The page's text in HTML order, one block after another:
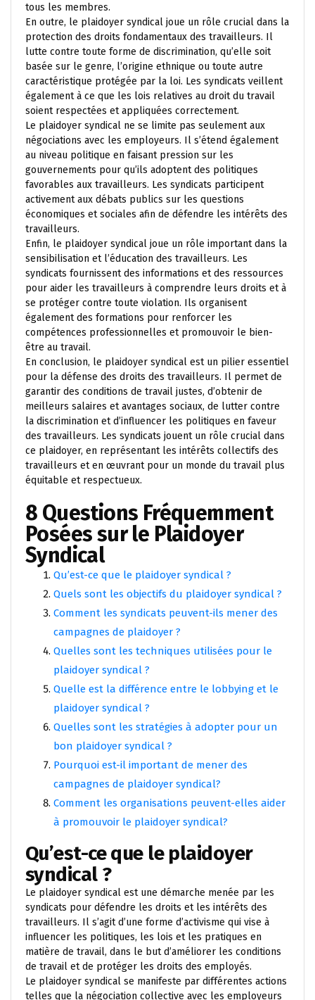
tous les membres.
En outre, le plaidoyer syndical joue un rôle crucial dans la
protection des droits fondamentaux des travailleurs. Il
lutte contre toute forme de discrimination, qu’elle soit
basée sur le genre, l’origine ethnique ou toute autre
caractéristique protégée par la loi. Les syndicats veillent
également à ce que les lois relatives au droit du travail
soient respectées et appliquées correctement.
Le plaidoyer syndical ne se limite pas seulement aux
négociations avec les employeurs. Il s’étend également
au niveau politique en faisant pression sur les
gouvernements pour qu’ils adoptent des politiques
favorables aux travailleurs. Les syndicats participent
activement aux débats publics sur les questions
économiques et sociales afin de défendre les intérêts des
travailleurs.
Enfin, le plaidoyer syndical joue un rôle important dans la
sensibilisation et l’éducation des travailleurs. Les
syndicats fournissent des informations et des ressources
pour aider les travailleurs à comprendre leurs droits et à
se protéger contre toute violation. Ils organisent
également des formations pour renforcer les
compétences professionnelles et promouvoir le bien-
être au travail.
En conclusion, le plaidoyer syndical est un pilier essentiel
pour la défense des droits des travailleurs. Il permet de
garantir des conditions de travail justes, d’obtenir de
meilleurs salaires et avantages sociaux, de lutter contre
la discrimination et d’influencer les politiques en faveur
des travailleurs. Les syndicats jouent un rôle crucial dans
ce plaidoyer, en représentant les intérêts collectifs des
travailleurs et en œuvrant pour un monde du travail plus
équitable et respectueux.
8 Questions Fréquemment
Posées sur le Plaidoyer
Syndical
Qu’est-ce que le plaidoyer syndical ?
Quels sont les objectifs du plaidoyer syndical ?
Comment les syndicats peuvent-ils mener des
campagnes de plaidoyer ?
Quelles sont les techniques utilisées pour le
plaidoyer syndical ?
Quelle est la différence entre le lobbying et le
plaidoyer syndical ?
Quelles sont les stratégies à adopter pour un
bon plaidoyer syndical ?
Pourquoi est-il important de mener des
campagnes de plaidoyer syndical?
Comment les organisations peuvent-elles aider
à promouvoir le plaidoyer syndical?
Qu’est-ce que le plaidoyer
syndical ?
Le plaidoyer syndical est une démarche menée par les
syndicats pour défendre les droits et les intérêts des
travailleurs. Il s’agit d’une forme d’activisme qui vise à
influencer les politiques, les lois et les pratiques en
matière de travail, dans le but d’améliorer les conditions
de travail et de protéger les droits des employés.
Le plaidoyer syndical se manifeste par différentes actions
telles que la négociation collective avec les employeurs